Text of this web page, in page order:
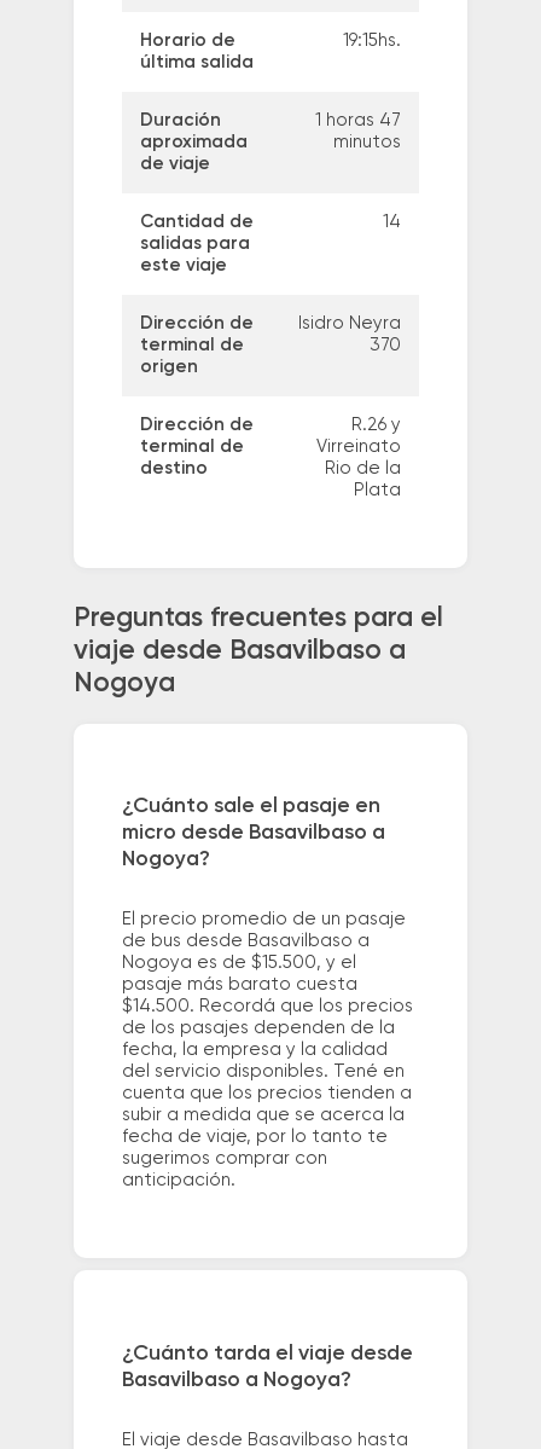
Horario de
última salida
19:15hs.
Duración
aproximada
de viaje
1 horas 47
minutos
Cantidad de
salidas para
este viaje
14
Dirección de
terminal de
origen
Isidro Neyra
370
Dirección de
terminal de
destino
R.26 y
Virreinato
Rio de la
Plata
Preguntas frecuentes para el
viaje desde Basavilbaso a
Nogoya
¿Cuánto sale el pasaje en
micro desde Basavilbaso a
Nogoya?
El precio promedio de un pasaje
de bus desde Basavilbaso a
Nogoya es de $15.500, y el
pasaje más barato cuesta
$14.500. Recordá que los precios
de los pasajes dependen de la
fecha, la empresa y la calidad
del servicio disponibles. Tené en
cuenta que los precios tienden a
subir a medida que se acerca la
fecha de viaje, por lo tanto te
sugerimos comprar con
anticipación.
¿Cuánto tarda el viaje desde
Basavilbaso a Nogoya?
El viaje desde Basavilbaso hasta